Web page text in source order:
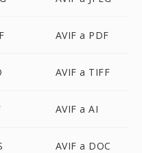
AVIF a PDF
AVIF a TIFF
AVIF a AI
AVIF a DOC